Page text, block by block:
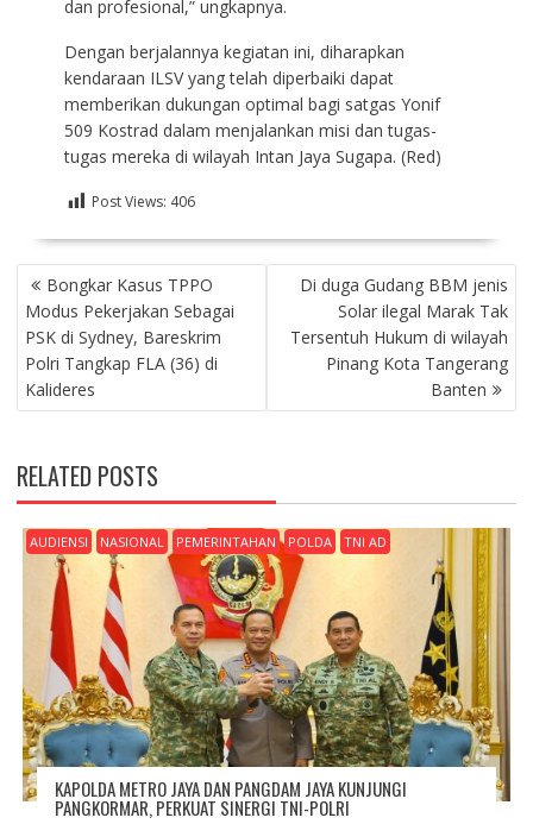
dan profesional,” ungkapnya.
Dengan berjalannya kegiatan ini, diharapkan
kendaraan ILSV yang telah diperbaiki dapat
memberikan dukungan optimal bagi satgas Yonif
509 Kostrad dalam menjalankan misi dan tugas-
tugas mereka di wilayah Intan Jaya Sugapa. (Red)
Post Views: 406
NAVIGASI
POSBongkar Kasus TPPO
Modus Pekerjakan Sebagai
PSK di Sydney, Bareskrim
Polri Tangkap FLA (36) di
Kalideres
Di duga Gudang BBM jenis
Solar ilegal Marak Tak
Tersentuh Hukum di wilayah
Pinang Kota Tangerang
Banten
RELATED POSTS
AUDIENSI NASIONAL PEMERINTAHAN POLDA TNI AD
KAPOLDA METRO JAYA DAN PANGDAM JAYA KUNJUNGI
PANGKORMAR, PERKUAT SINERGI TNI-POLRI